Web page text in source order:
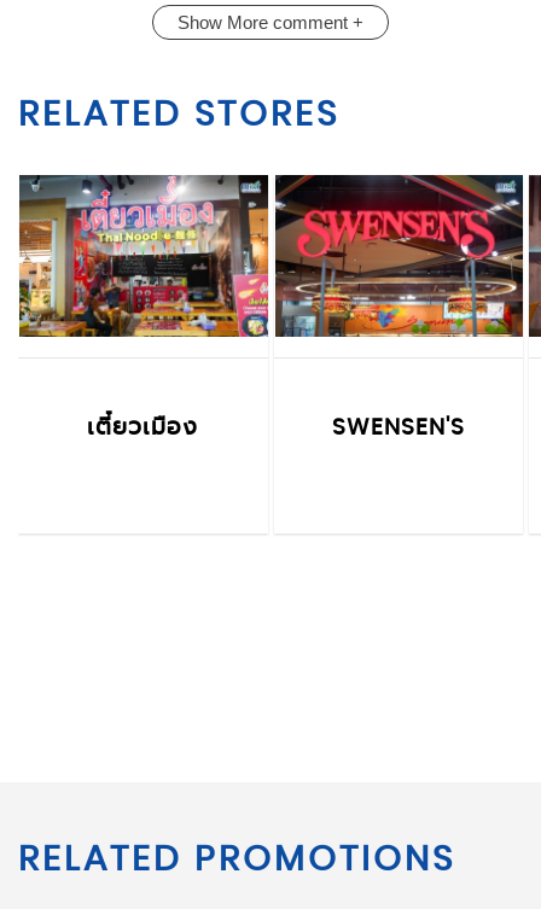
Show More comment +
RELATED STORES
เตี๋ยวเมือง SWENSEN'S
RELATED PROMOTIONS